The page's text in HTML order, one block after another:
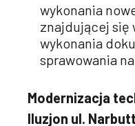
wykonania
znajdującej się
wykonania
sprawowania
Modernizacja
Iluzjon ul.